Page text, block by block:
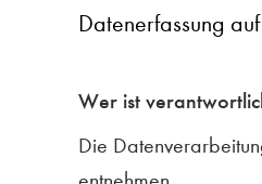
Datenerfassung
Wer ist
Die